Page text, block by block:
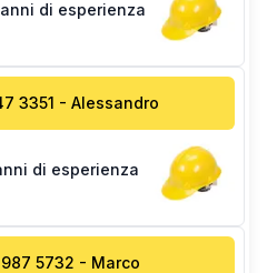
di esperienza
3351 - Alessandro
di esperienza
5732 - Marco